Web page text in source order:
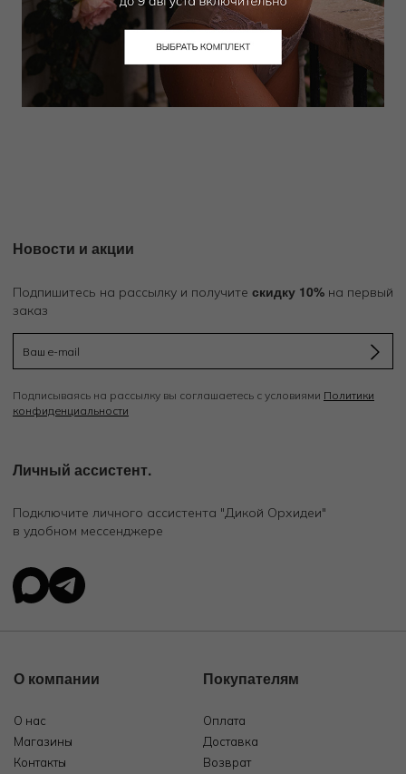
+ 200 бонусов
Новости и акции
Подпишитесь на рассылку и получите скидку 10% на первый
заказ
Подписываясь на рассылку вы соглашаетесь с условиями Политики
конфиденциальности
Личный ассистент.
Подключите личного ассистента "Дикой Орхидеи"
в удобном мессенджере
О компании
О нас
Магазины
Контакты
Покупателям
Оплата
Доставка
Возврат